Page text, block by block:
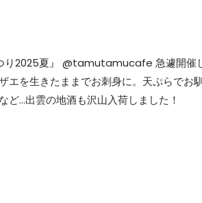
り2025夏』 @tamutamucafe 急遽開催
エを生きたままでお刺身に。天ぷらでお
ど…出雲の地酒も沢山入荷しました！